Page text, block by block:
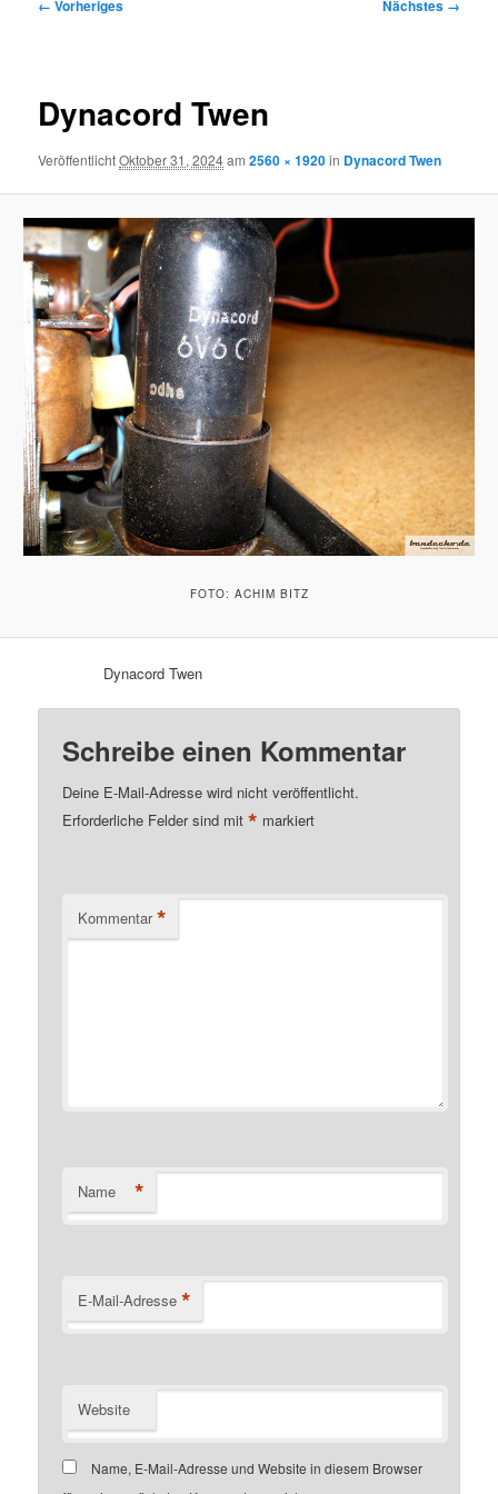
← Vorheriges Nächstes →
Dynacord Twen
VeröffentlichtOktober 31, 2024am2560 × 1920in Dynacord Twen
FOTO: ACHIM BITZ
Dynacord Twen
Schreibe einen Kommentar
Deine E-Mail-Adresse wird nicht veröffentlicht.
Erforderliche Felder sind mit* markiert
Kommentar *
Name *
E-Mail-Adresse *
Website
Name, E-Mail-Adresse und Website in diesem Browser